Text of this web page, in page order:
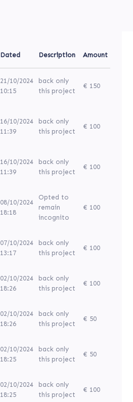
Dated Description Amount
21/10/2024
10:15
back only
this project
€ 150
16/10/2024
11:39
back only
this project
€ 100
16/10/2024
11:39
back only
this project
€ 100
08/10/2024
18:18
Opted to
remain
incognito
€ 100
07/10/2024
13:17
back only
this project
€ 100
02/10/2024
18:26
back only
this project
€ 100
02/10/2024
18:26
back only
this project
€ 50
02/10/2024
18:25
back only
this project
€ 50
02/10/2024
18:25
back only
this project
€ 100